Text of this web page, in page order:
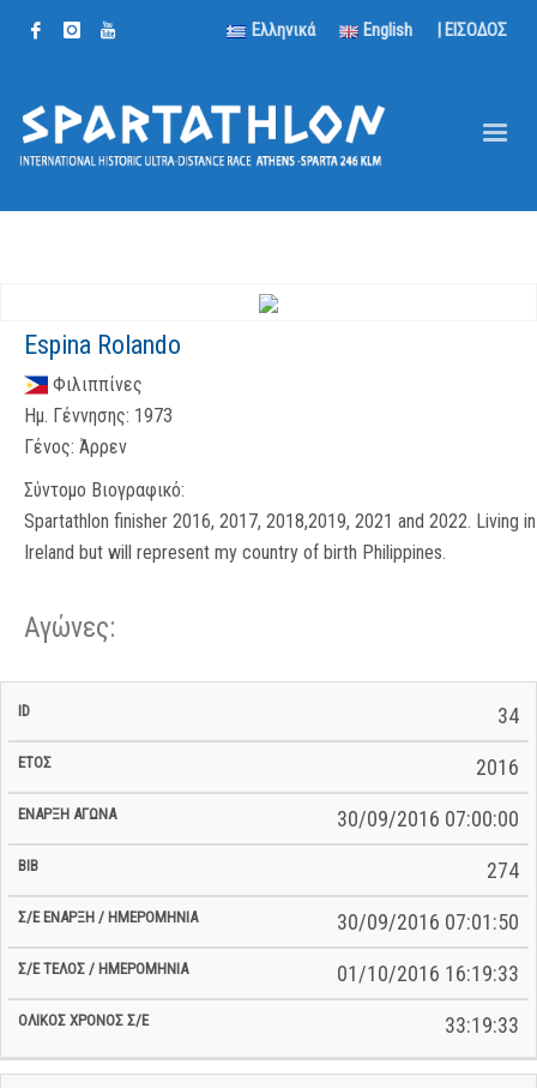
Ελληνικά English | ΕΙΣΟΔΟΣ
Espina Rolando
Φιλιππίνες
Ημ. Γέννησης: 1973
Γένος: Άρρεν
Σύντομο Βιογραφικό:
Spartathlon finisher 2016, 2017, 2018,2019, 2021 and 2022. Living in
Ireland but will represent my country of birth Philippines.
Αγώνες:
Αγώνα
Ημερομηνία
34
2016
30/09/2016 07:00:00
274
30/09/2016 07:01:50
01/10/2016 16:19:33
33:19:33